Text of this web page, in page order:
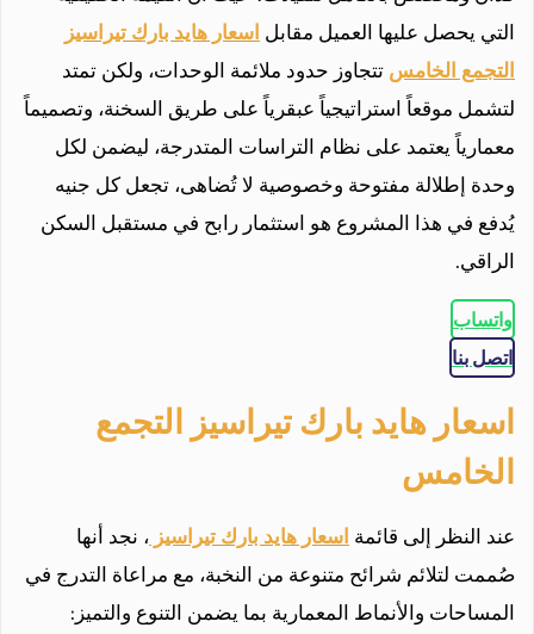
التي يحصل عليها العميل مقابلاسعار هايد بارك تيراسيز
التجمع الخامستتجاوز حدود ملائمة الوحدات، ولكن تمتد
لتشمل موقعاً استراتيجياً عبقرياً على طريق السخنة، وتصميماً
معمارياً يعتمد على نظام التراسات المتدرجة، ليضمن لكل
وحدة إطلالة مفتوحة وخصوصية لا تُضاهى، تجعل كل جنيه
يُدفع في هذا المشروع هو استثمار رابح في مستقبل السكن
الراقي.
واتساب
اتصل بنا
اسعار هايد بارك تيراسيز التجمع
الخامس
عند النظر إلى قائمةاسعار هايد بارك تيراسيز، نجد أنها
صُممت لتلائم شرائح متنوعة من النخبة، مع مراعاة التدرج في
المساحات والأنماط المعمارية بما يضمن التنوع والتميز: